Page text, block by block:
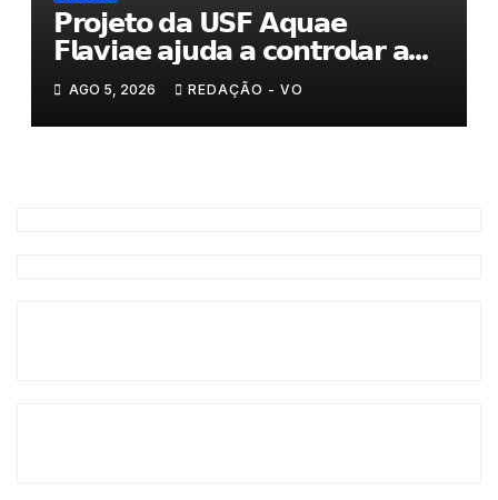
𝗣𝗿𝗼𝗷𝗲𝘁𝗼 𝗱𝗮 𝗨𝗦𝗙 𝗔𝗾𝘂𝗮𝗲
𝗙𝗹𝗮𝘃𝗶𝗮𝗲 𝗮𝗷𝘂𝗱𝗮 𝗮 𝗰𝗼𝗻𝘁𝗿𝗼𝗹𝗮𝗿 𝗮
𝗮𝗻𝘀𝗶𝗲𝗱𝗮𝗱𝗲
AGO 5, 2026 REDAÇÃO - VO